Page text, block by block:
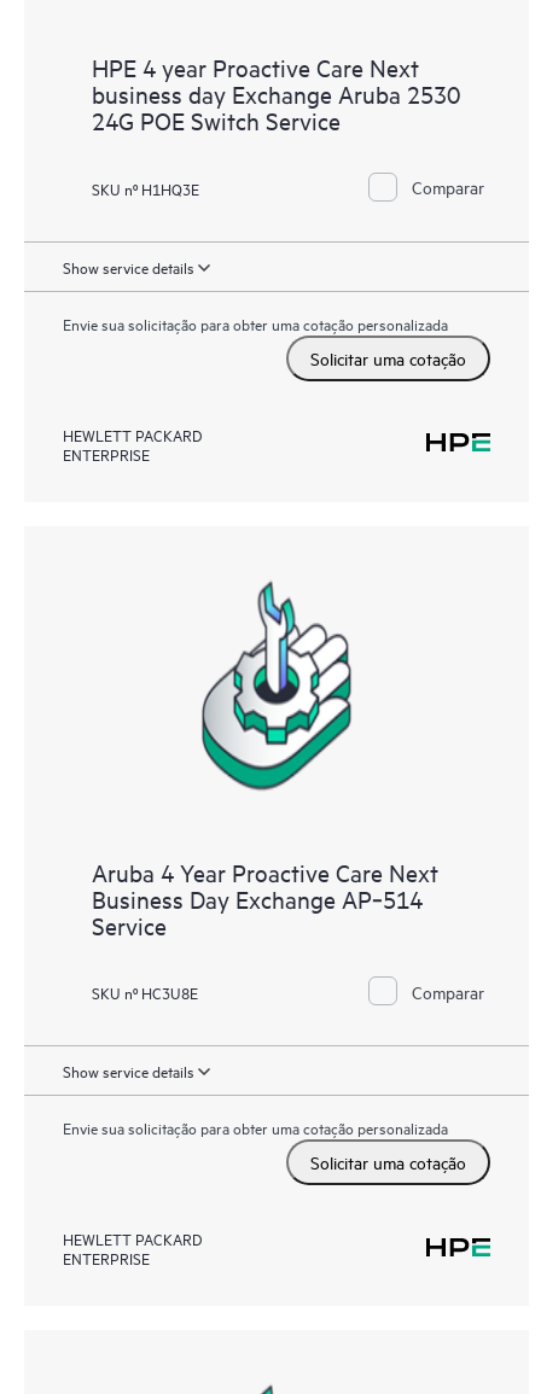
HPE 4 year Proactive Care Next
business day Exchange Aruba 2530
24G POE Switch Service
SKU nº H1HQ3E Comparar
Show service details
Envie sua solicitação para obter uma cotação personalizada
Solicitar uma cotação
HEWLETT PACKARD
ENTERPRISE
Aruba 4 Year Proactive Care Next
Business Day Exchange AP‑514
Service
SKU nº HC3U8E Comparar
Show service details
Envie sua solicitação para obter uma cotação personalizada
Solicitar uma cotação
HEWLETT PACKARD
ENTERPRISE